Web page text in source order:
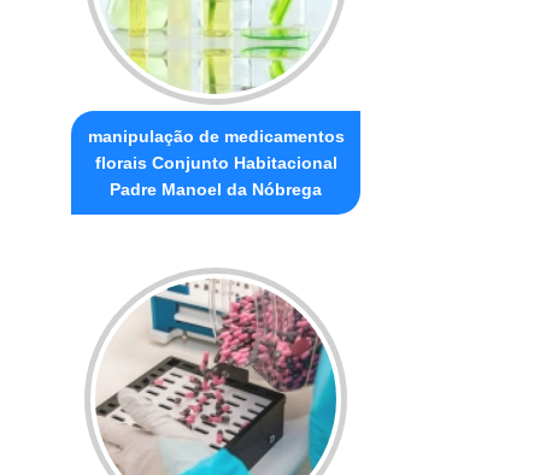
manipulação de medicamentos
florais Conjunto Habitacional
Padre Manoel da Nóbrega